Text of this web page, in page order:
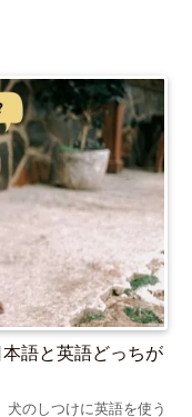
本語と英語どっちが
のしつけに英語を使う